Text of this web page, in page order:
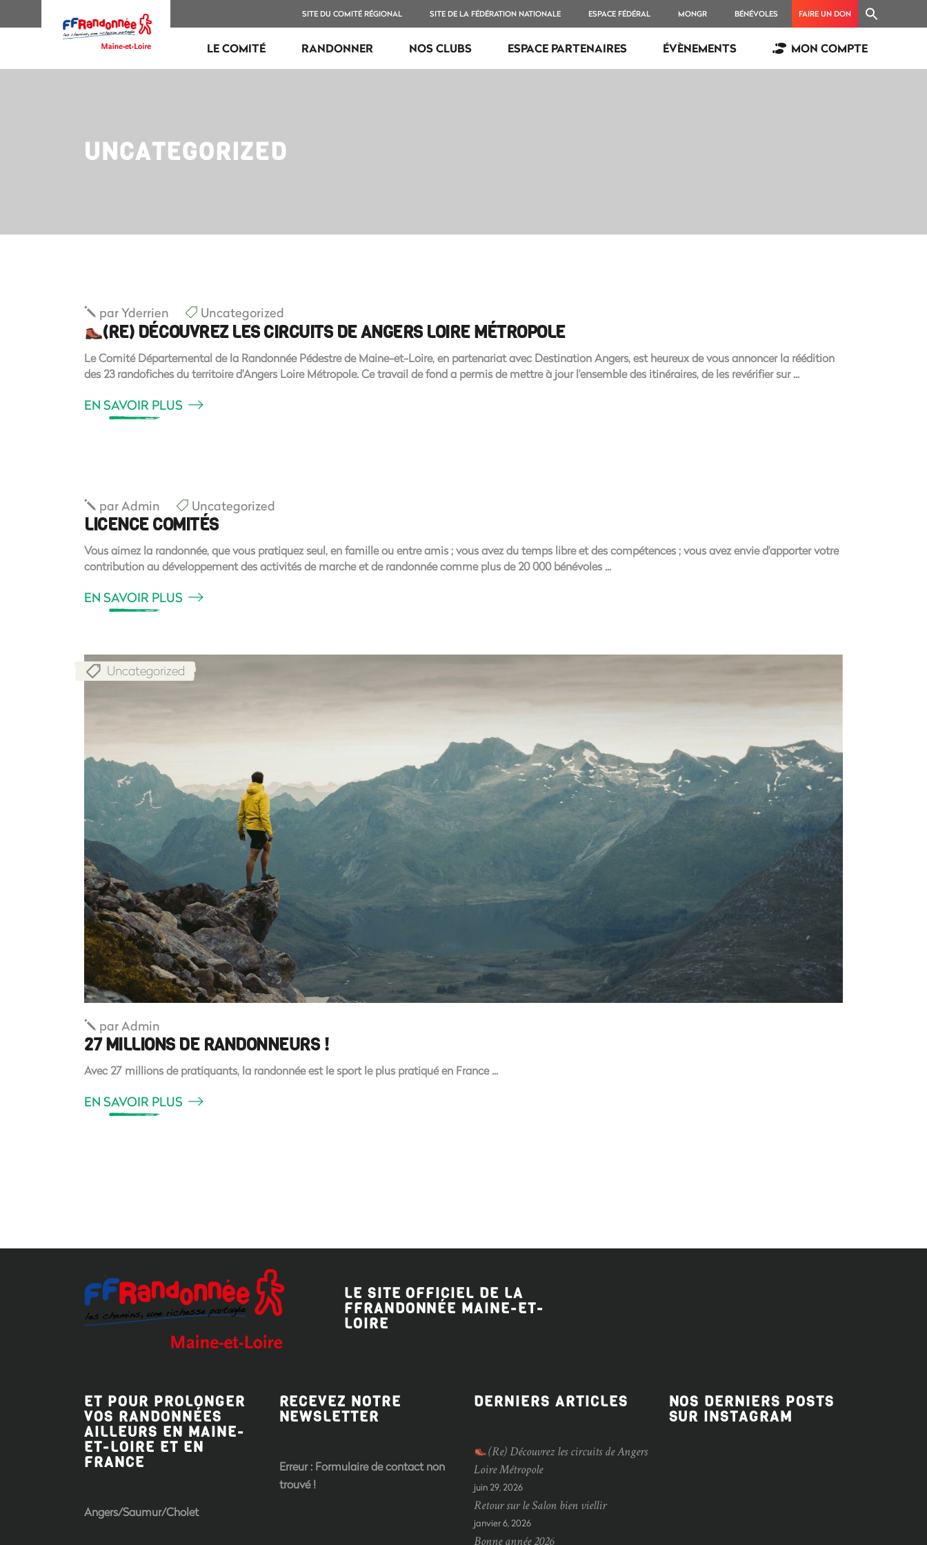
SITE DU COMITÉ RÉGIONAL SITE DE LA FÉDÉRATION NATIONALE ESPACE FÉDÉRAL MONGR BÉNÉVOLES FAIRE UN DON
LE COMITÉ RANDONNER NOS CLUBS ESPACE PARTENAIRES ÉVÈNEMENTS MON COMPTE
UNCATEGORIZED
parYderrien Uncategorized
(RE) DÉCOUVREZ LES CIRCUITS DE ANGERS LOIRE MÉTROPOLE
Le Comité Départemental de la Randonnée Pédestre de Maine-et-Loire, en partenariat avec Destination Angers, est heureux de vous annoncer la réédition
des 23 randofiches du territoire d'Angers Loire Métropole. Ce travail de fond a permis de mettre à jour l'ensemble des itinéraires, de les revérifier sur
EN SAVOIR PLUS
par Admin Uncategorized
LICENCE COMITÉS
Vous aimez la randonnée, que vous pratiquez seul, en famille ou entre amis ; vous avez du temps libre et des compétences ; vous avez envie d'apporter votre
contribution au développement des activités de marche et de randonnée comme plus de 20 000 bénévoles
EN SAVOIR PLUS
Uncategorized
parAdmin
27 MILLIONS DE RANDONNEURS !
Avec 27 millions de pratiquants, la randonnée est le sport le plus pratiqué en France
EN SAVOIR PLUS
LE SITE OFFICIEL DE LA
FFRANDONNÉE MAINE-ET-
LOIRE
ET POUR PROLONGER
VOS RANDONNÉES
AILLEURS EN MAINE-
ET-LOIRE ET EN
FRANCE
Angers/Saumur/Cholet
RECEVEZ NOTRE
NEWSLETTER
Erreur :Formulaire de contact non
trouvé !
DERNIERS ARTICLES
(Re) Découvrez les circuits de Angers
Loire Métropole
juin 29, 2026
Retour sur le Salon bien viellir
janvier 6, 2026
Bonne année 2026
NOS DERNIERS POSTS
SUR INSTAGRAM